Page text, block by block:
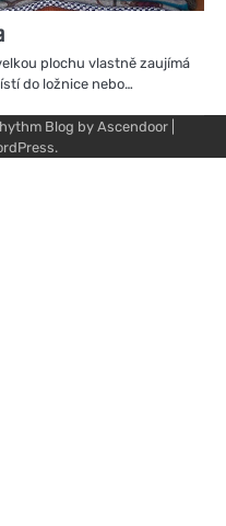
plochu vlastně zaujímá
do ložnice nebo…
Blog by Ascendoor
.